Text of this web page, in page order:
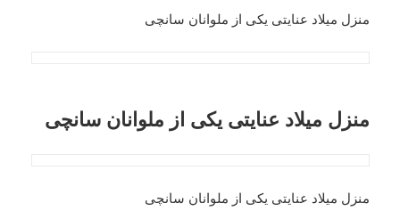
منزل میلاد عنایتی یکی از ملوانان سانچی
منزل میلاد عنایتی یکی از ملوانان سانچی
منزل میلاد عنایتی یکی از ملوانان سانچی